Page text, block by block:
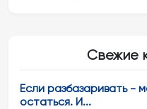
Свежие
Если разбазаривать -
остаться. И...